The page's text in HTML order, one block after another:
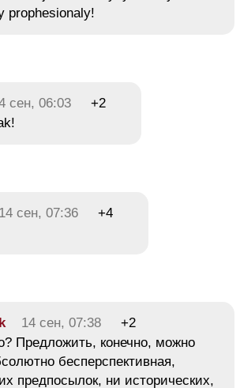
prophesionaly!
сен, 06:03
+2
14 сен, 07:36
+4
14 сен, 07:38
+2
Предложить, конечно, можно
бесперспективная,
предпосылок, ни исторических,